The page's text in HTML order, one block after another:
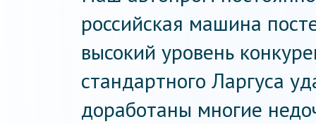
российская машина
высокий уровень
стандартного Ларгуса
доработаны многие